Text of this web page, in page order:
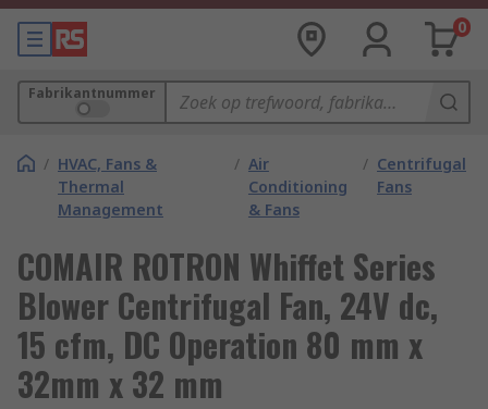
0
Fabrikantnummer
/ HVAC, Fans &
Thermal
Management
/ Air
Conditioning
& Fans
/ Centrifugal
Fans
COMAIR ROTRON Whiffet Series
Blower Centrifugal Fan, 24V dc,
15 cfm, DC Operation 80 mm x
32mm x 32 mm